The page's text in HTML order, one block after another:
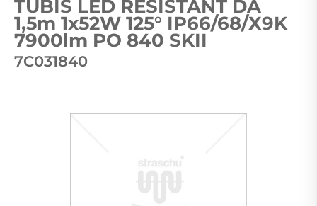
TUBIS LED RESISTANT DA
1,5m 1x52W 125° IP66/68/X9K
7900lm PO 840 SKII
7C031840